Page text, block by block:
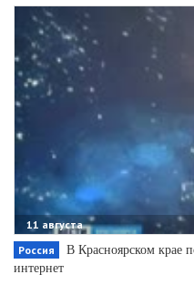
11 августа
Россия
В Красноярском крае
интернет